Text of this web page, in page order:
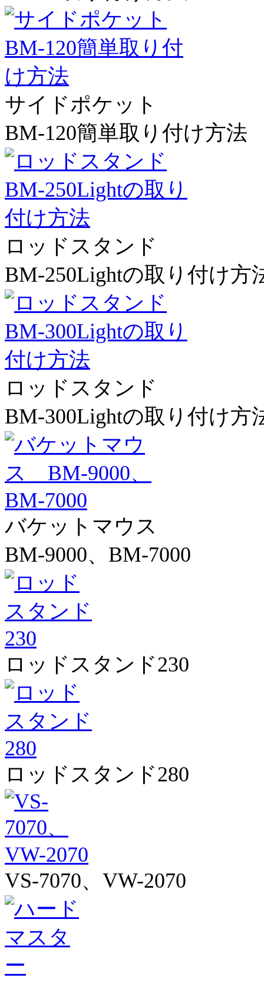
サイドポケット
BM-120簡単取り付け方法
ロッドスタンド
BM-250Lightの取り付け方
ロッドスタンド
BM-300Lightの取り付け方
バケットマウス
BM-9000、BM-7000
ロッドスタンド230
ロッドスタンド280
VS-7070、VW-2070